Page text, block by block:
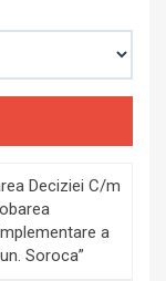
Deciziei C/m
a
Soroca”